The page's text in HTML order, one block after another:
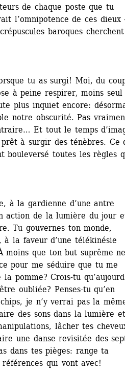
de chaque poste que tu
l’omnipotence de ces dieux
baroques
tu as surgi! Moi, du
à peine respirer, moins seul
plus inquiet encore:
notre obscurité. Pas
Et tout le temps
à surgir des ténèbres. Ce
bouleversé toutes les règles
à la gardienne d’une antre
action de la lumière du jour
Tu gouvernes ton monde,
à la faveur d’une télékinésie
moins que ton but suprême
pour me séduire que tu me
pomme? Crois-tu
oubliée? Penses-tu qu’en
je n’y verrai pas la
des sons dans la lumière
lâcher tes
une danse revisitée des
dans tes pièges: range ta
qui vont avec!